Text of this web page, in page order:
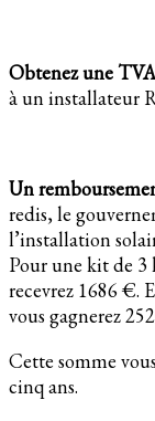
Obtenez une
à un installateur
Un
redis, le
l’installation
Pour une kit de 3
recevrez 1686 €.
vous gagnerez
Cette somme
cinq ans.